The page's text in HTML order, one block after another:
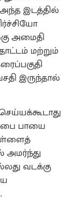
அந்த இடத்தில்
அமைதி
மற்றும்
இருந்தால்
பாயை
அமர்ந்து
வடக்கு